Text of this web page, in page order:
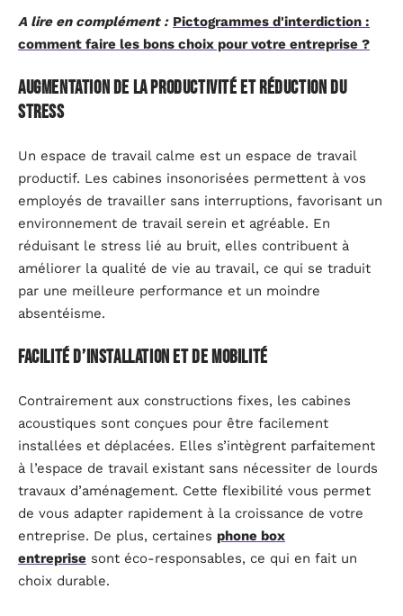
A lire en complément : Pictogrammes d'interdiction :
comment faire les bons choix pour votre entreprise ?
Augmentation de la productivité et réduction du
stress
Un espace de travail calme est un espace de travail
productif. Les cabines insonorisées permettent à vos
employés de travailler sans interruptions, favorisant un
environnement de travail serein et agréable. En
réduisant le stress lié au bruit, elles contribuent à
améliorer la qualité de vie au travail, ce qui se traduit
par une meilleure performance et un moindre
absentéisme.
Facilité d’installation et de mobilité
Contrairement aux constructions fixes, les cabines
acoustiques sont conçues pour être facilement
installées et déplacées. Elles s’intègrent parfaitement
à l’espace de travail existant sans nécessiter de lourds
travaux d’aménagement. Cette flexibilité vous permet
de vous adapter rapidement à la croissance de votre
entreprise. De plus, certaines phone box
entreprise sont éco-responsables, ce qui en fait un
choix durable.